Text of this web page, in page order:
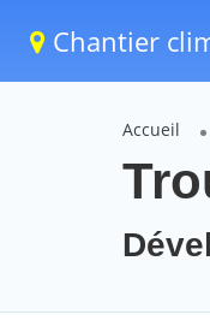
Chantier
Accueil